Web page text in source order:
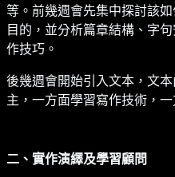
等。前幾週會先集中探討該
目的，並分析篇章結構、字
作技巧。
後幾週會開始引入文本，文
主，一方面學習寫作技術，
二、實作演繹及學習顧問